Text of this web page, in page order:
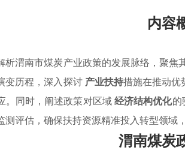
内容
析渭南市煤炭产业政策的发展脉络，聚焦
变历程，深入探讨 产业扶持措施在推动
。同时，阐述政策对区域经济结构优化的
测评估，确保扶持资源精准投入转型领域
渭南煤炭